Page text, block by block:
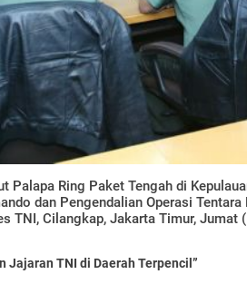
Palapa Ring Paket Tengah di
dan Pengendalian Operasi
TNI, Cilangkap, Jakarta Timur,
Jajaran TNI di Daerah Terpencil”